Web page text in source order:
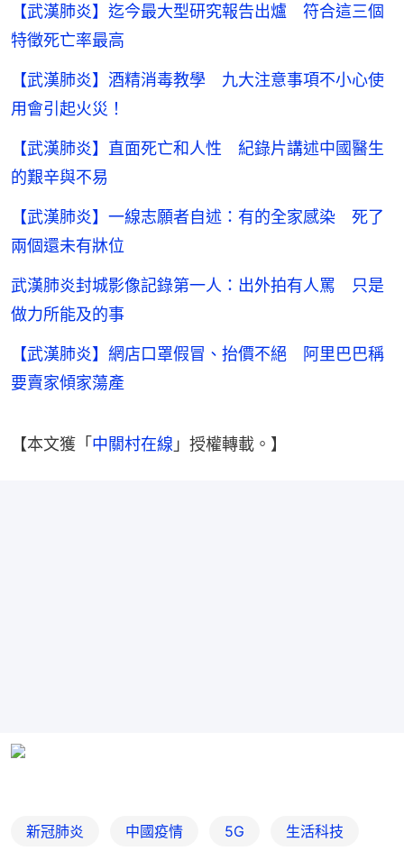
【武漢肺炎】迄今最大型研究報告出爐 符合這三個
特徵死亡率最高
【武漢肺炎】酒精消毒教學 九大注意事項不小心使
用會引起火災！
【武漢肺炎】直面死亡和人性 紀錄片講述中國醫生
的艱辛與不易
【武漢肺炎】一線志願者自述：有的全家感染 死了
兩個還未有牀位
武漢肺炎封城影像記錄第一人：出外拍有人罵 只是
做力所能及的事
【武漢肺炎】網店口罩假冒、抬價不絕 阿里巴巴稱
要賣家傾家蕩產
【本文獲「中關村在線 」授權轉載。】
新冠肺炎 中國疫情 5G 生活科技